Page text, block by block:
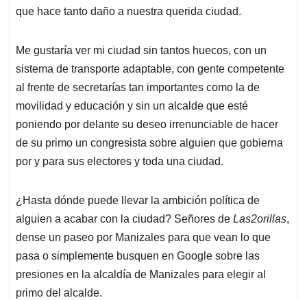
que hace tanto daño a nuestra querida ciudad.
Me gustaría ver mi ciudad sin tantos huecos, con un
sistema de transporte adaptable, con gente competente
al frente de secretarías tan importantes como la de
movilidad y educación y sin un alcalde que esté
poniendo por delante su deseo irrenunciable de hacer
de su primo un congresista sobre alguien que gobierna
por y para sus electores y toda una ciudad.
¿Hasta dónde puede llevar la ambición política de
alguien a acabar con la ciudad? Señores de Las2orillas,
dense un paseo por Manizales para que vean lo que
pasa o simplemente busquen en Google sobre las
presiones en la alcaldía de Manizales para elegir al
primo del alcalde.